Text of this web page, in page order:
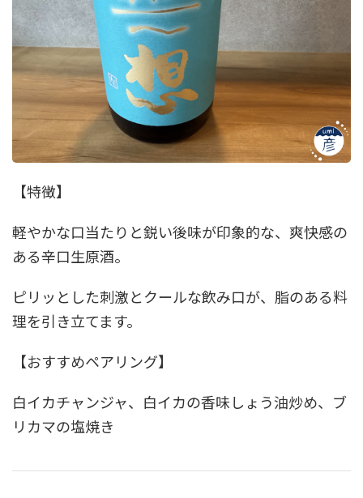
【特徴】
軽やかな口当たりと鋭い後味が印象的な、爽快感の
ある辛口生原酒。
ピリッとした刺激とクールな飲み口が、脂のある料
理を引き立てます。
【おすすめペアリング】
白イカチャンジャ、白イカの香味しょう油炒め、ブ
リカマの塩焼き